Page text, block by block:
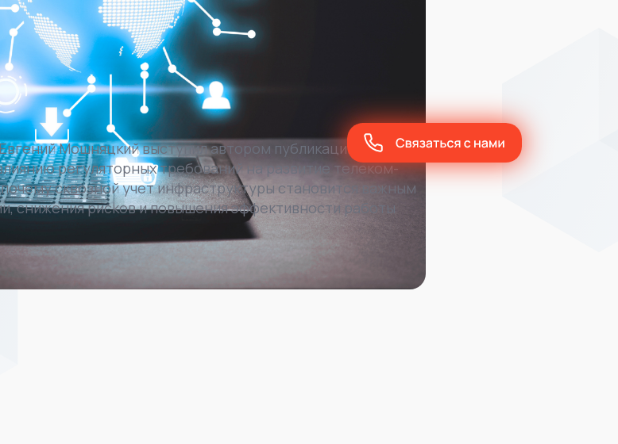
Мошняцкий выступил автором публикации для
регуляторных требований на развитие телеком-
сквозной учет инфраструктуры становится важным
снижения рисков и повышения эффективности работы